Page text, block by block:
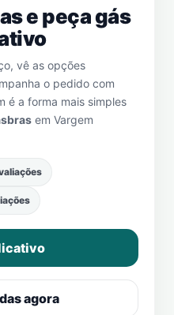
e peça gás
vê as opções
o pedido com
é a forma mais simples
em Vargem
agora